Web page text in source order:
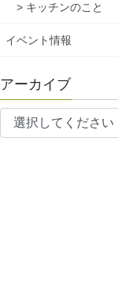
> キッチンのこと
イベント情報
アーカイブ